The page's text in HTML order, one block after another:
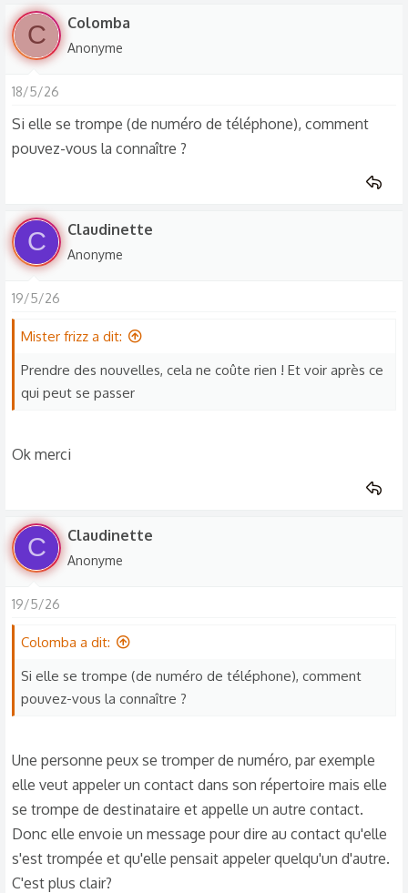
C Colomba
Anonyme
18/5/26
Si elle se trompe (de numéro de téléphone), comment
pouvez-vous la connaître ?
C Claudinette
Anonyme
19/5/26
Mister frizz a dit:
Prendre des nouvelles, cela ne coûte rien ! Et voir après ce
qui peut se passer
Ok merci
C Claudinette
Anonyme
19/5/26
Colomba a dit:
Si elle se trompe (de numéro de téléphone), comment
pouvez-vous la connaître ?
Une personne peux se tromper de numéro, par exemple
elle veut appeler un contact dans son répertoire mais elle
se trompe de destinataire et appelle un autre contact.
Donc elle envoie un message pour dire au contact qu'elle
s'est trompée et qu'elle pensait appeler quelqu'un d'autre.
C'est plus clair?